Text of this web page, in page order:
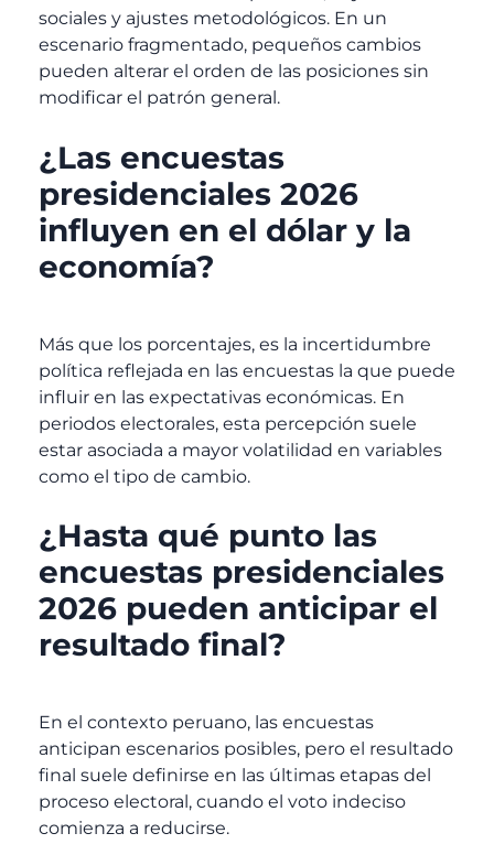
sociales y ajustes metodológicos. En un
escenario fragmentado, pequeños cambios
pueden alterar el orden de las posiciones sin
modificar el patrón general.
¿Las encuestas
presidenciales 2026
influyen en el dólar y la
economía?
Más que los porcentajes, es la incertidumbre
política reflejada en las encuestas la que puede
influir en las expectativas económicas. En
periodos electorales, esta percepción suele
estar asociada a mayor volatilidad en variables
como el tipo de cambio.
¿Hasta qué punto las
encuestas presidenciales
2026 pueden anticipar el
resultado final?
En el contexto peruano, las encuestas
anticipan escenarios posibles, pero el resultado
final suele definirse en las últimas etapas del
proceso electoral, cuando el voto indeciso
comienza a reducirse.